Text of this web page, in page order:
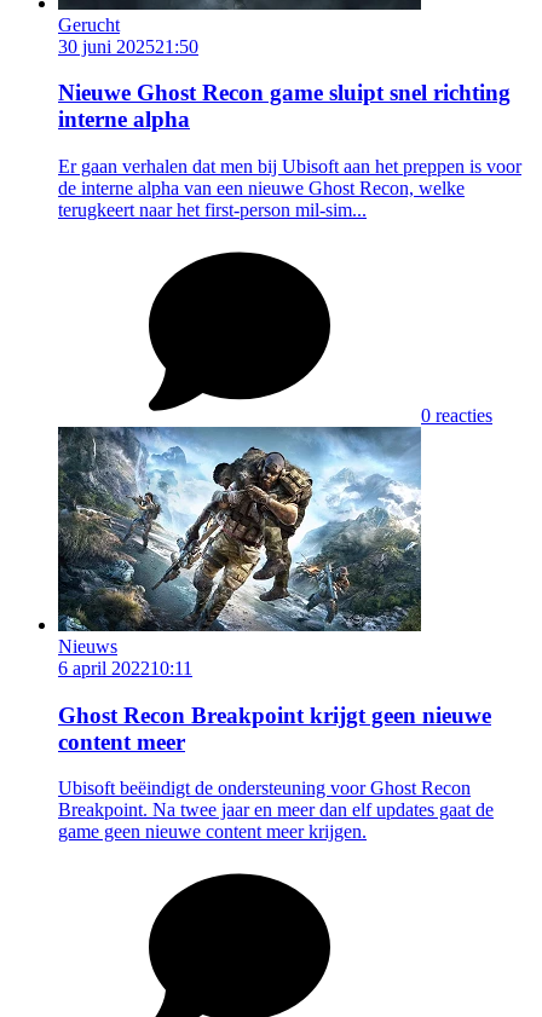
Gerucht
30 juni 202521:50
Nieuwe Ghost Recon game sluipt snel richting
interne alpha
Er gaan verhalen dat men bij Ubisoft aan het preppen is voor
de interne alpha van een nieuwe Ghost Recon, welke
terugkeert naar het first-person mil-sim...
0 reacties
Nieuws
6 april 202210:11
Ghost Recon Breakpoint krijgt geen nieuwe
content meer
Ubisoft beëindigt de ondersteuning voor Ghost Recon
Breakpoint. Na twee jaar en meer dan elf updates gaat de
game geen nieuwe content meer krijgen.